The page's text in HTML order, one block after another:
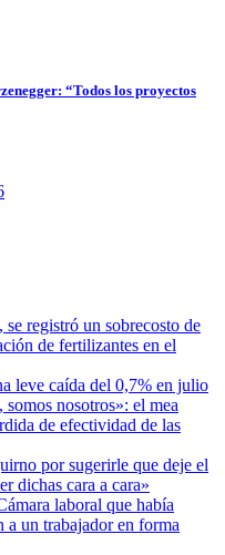
“Todos los proyectos
registró un sobrecosto de
de fertilizantes en el
leve caída del 0,7% en julio
nosotros»: el mea
de efectividad de las
por sugerirle que deje el
dichas cara a cara»
laboral que había
un trabajador en forma